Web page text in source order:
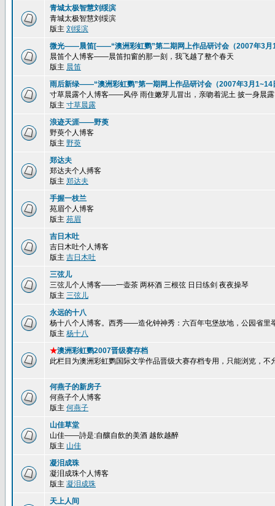
青城太极智慧刘绥滨
青城太极智慧刘绥滨
版主 刘绥滨
微光——晨笛[——“澳洲彩虹鹦”第二期网上作品研讨会（2007年3月
晨笛个人博客——晨笛扣窗的那一刻，我飞越了整个春天
版主 晨笛
雨后新绿——“澳洲彩虹鹦”第一期网上作品研讨会（2007年3月1~14
寸草晨露个人博客——风停 雨住嫩芽儿冒出，亲吻着泥土 披一身晨
版主 寸草晨露
浪迹天涯——野萸
野萸个人博客
版主 野萸
郑达夫
郑达夫个人搏客
版主 郑达夫
手握一枝兰
苑眉个人博客
版主 苑眉
吉日木吐
吉日木吐个人博客
版主 吉日木吐
三弦儿
三弦儿个人博客——一壶茶 两杯酒 三根弦 日日练剑 夜夜操琴
版主 三弦儿
永远的十八
杨十八个人博客。西秀——造化钟神秀：六百年屯堡故地，公园省里
版主 杨十八
★澳洲彩虹鹦2007晋级赛存档
此栏目为澳洲彩虹鹦国际文学作品晋级大赛存档专用，只能浏览，
何燕子的新房子
何燕子个人博客
版主 何燕子
山佳草堂
山佳——詩是:自釀自飲的美酒 越飲越醉
版主 山佳
凝泪成珠
凝泪成珠个人博客
版主 凝泪成珠
天上人间